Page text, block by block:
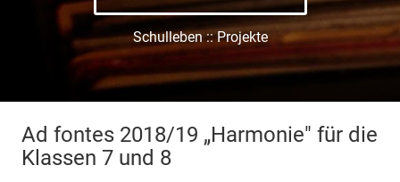
Schulleben :: Projekte
Ad fontes 2018/19 „Harmonie" für die
Klassen 7 und 8